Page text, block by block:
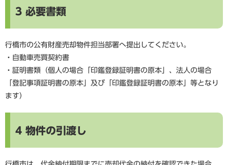
3 必要書類
行橋市の公有財産売却物件担当部署へ提出してください。
・自動車売買契約書
・証明書類（個人の場合「印鑑登録証明書の原本」、法人の場合
「登記事項証明書の原本」及び「印鑑登録証明書の原本」等となり
ます）
4 物件の引渡し